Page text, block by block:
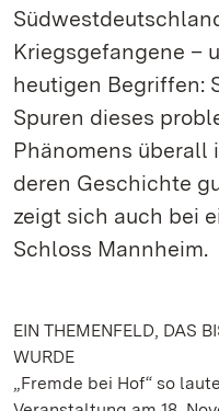
Kriegsgefangene –
heutigen Begriffen:
Spuren dieses
Phänomens überall
deren Geschichte
zeigt sich auch bei
Schloss Mannheim.
EIN THEMENFELD, DAS
WURDE
„Fremde bei Hof“ so